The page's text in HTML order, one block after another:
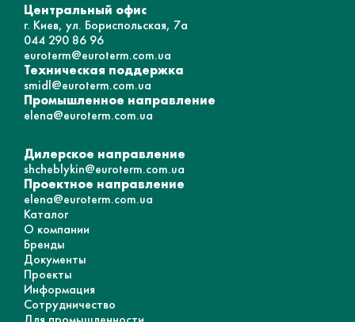
Центральный офис
г. Киев, ул. Бориспольская, 7а
044 290 86 96
euroterm@euroterm.com.ua
Техническая поддержка
smidl@euroterm.com.ua
Промышленное направление
elena@euroterm.com.ua
Дилерское направление
shcheblykin@euroterm.com.ua
Проектное направление
elena@euroterm.com.ua
Каталог
О компании
Бренды
Документы
Проекты
Информация
Сотрудничество